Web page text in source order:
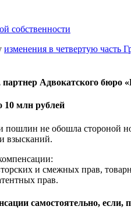
собственности
изменения в четвертую часть
Адвокатского бюро
10 млн рублей
пошлин не обошла стороной
взысканий.
и смежных прав,
прав.
самостоятельно,